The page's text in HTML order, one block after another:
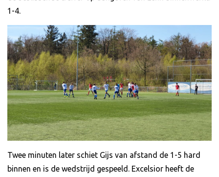
1-4.
Twee minuten later schiet Gijs van afstand de 1-5 hard
binnen en is de wedstrijd gespeeld. Excelsior heeft de